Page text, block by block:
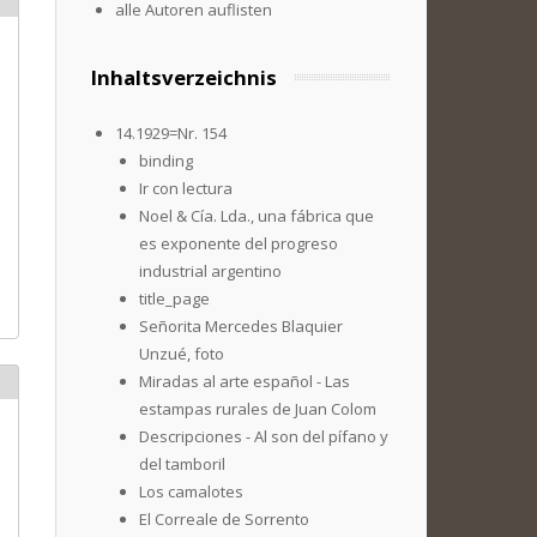
alle Autoren auflisten
Inhaltsverzeichnis
14.1929=Nr. 154
binding
Ir con lectura
Noel & Cía. Lda., una fábrica que
es exponente del progreso
industrial argentino
title_page
Señorita Mercedes Blaquier
Unzué, foto
Miradas al arte español - Las
estampas rurales de Juan Colom
Descripciones - Al son del pífano y
del tamboril
Los camalotes
El Correale de Sorrento